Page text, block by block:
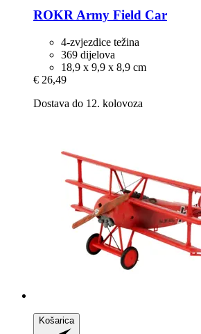
ROKR Army Field Car
4-zvjezdice težina
369 dijelova
18,9 x 9,9 x 8,9 cm
€ 26,49
Dostava do 12. kolovoza
Košarica